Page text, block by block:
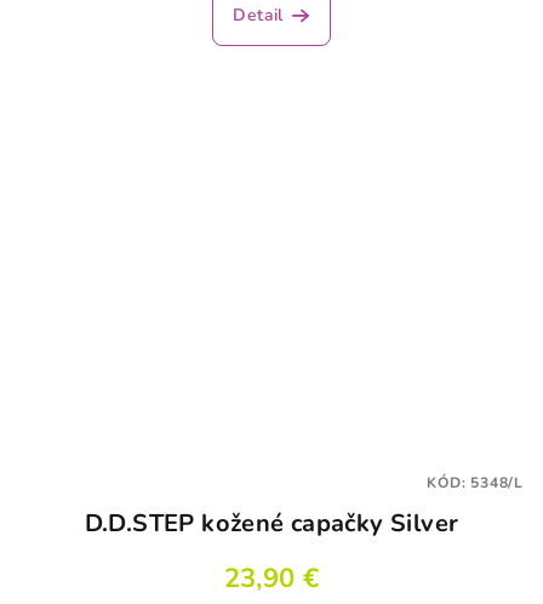
Detail
D.D.STEP kožené capačky Silver
23,90 €
KÓD: 5348/L